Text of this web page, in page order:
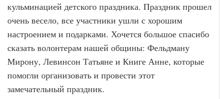
кульминацией детского праздника. Праздник прошел
очень весело, все участники ушли с хорошим
настроением и подарками. Хочется большое спасибо
сказать волонтерам нашей общины: Фельдману
Мирону, Левинсон Татьяне и Книге Анне, которые
помогли организовать и провести этот
замечательный праздник.